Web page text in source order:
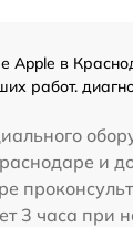
Apple в
работ.
и
3 часа при